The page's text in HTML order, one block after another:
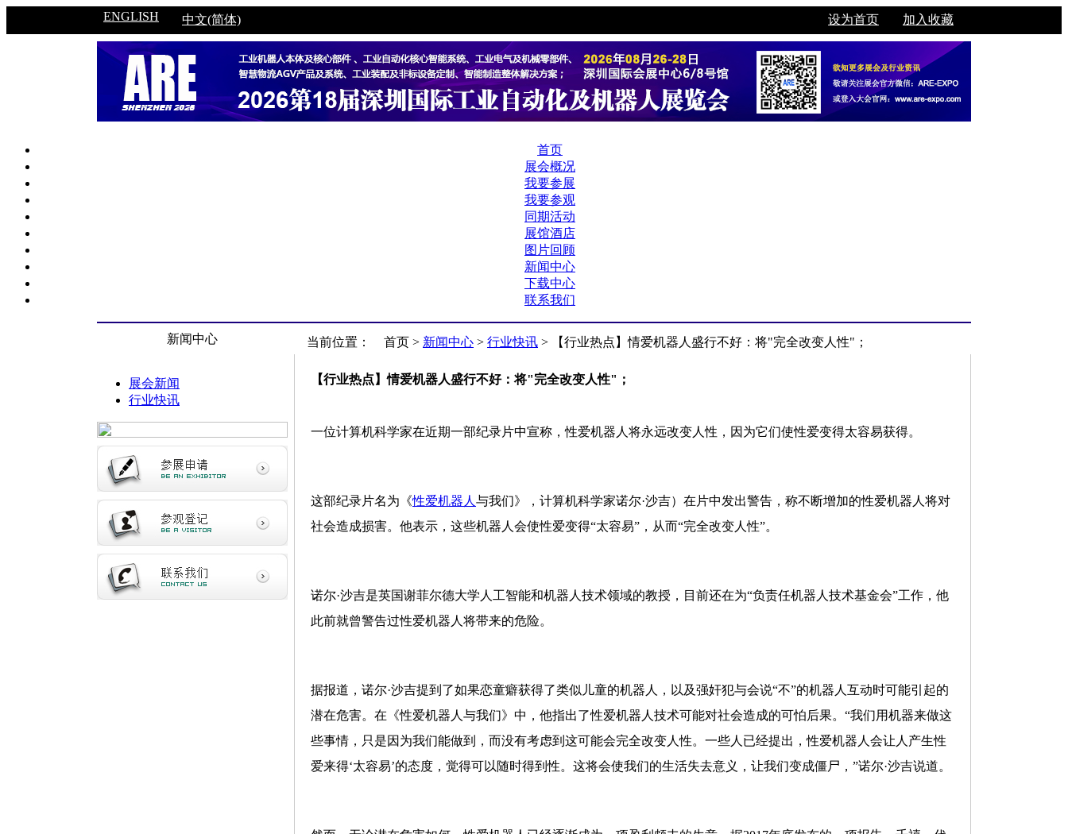
ENGLISH 中文(简体) 设为首页 加入收藏
首页
展会概况
我要参展
我要参观
同期活动
展馆酒店
图片回顾
新闻中心
下载中心
联系我们
新闻中心
展会新闻
行业快讯
当前位置： 首页 > 新闻中心 > 行业快讯 > 【行业热点】情爱机器人盛行不好：将"完全改变人性"；
【行业热点】情爱机器人盛行不好：将"完全改变人性"；
一位计算机科学家在近期一部纪录片中宣称，性爱机器人将永远改变人性，因为它们使性爱变得太容易获得。
这部纪录片名为《性爱机器人 与我们》，计算机科学家诺尔·沙吉）在片中发出警告，称不断增加的性爱机器人将对
社会造成损害。他表示，这些机器人会使性爱变得“太容易”，从而“完全改变人性”。
诺尔·沙吉是英国谢菲尔德大学人工智能和机器人技术领域的教授，目前还在为“负责任机器人技术基金会”工作，他
此前就曾警告过性爱机器人将带来的危险。
据报道，诺尔·沙吉提到了如果恋童癖获得了类似儿童的机器人，以及强奸犯与会说“不”的机器人互动时可能引起的
潜在危害。在《性爱机器人与我们》中，他指出了性爱机器人技术可能对社会造成的可怕后果。“我们用机器来做这
些事情，只是因为我们能做到，而没有考虑到这可能会完全改变人性。一些人已经提出，性爱机器人会让人产生性
爱来得‘太容易’的态度，觉得可以随时得到性。这将会使我们的生活失去意义，让我们变成僵尸，”诺尔·沙吉说道。